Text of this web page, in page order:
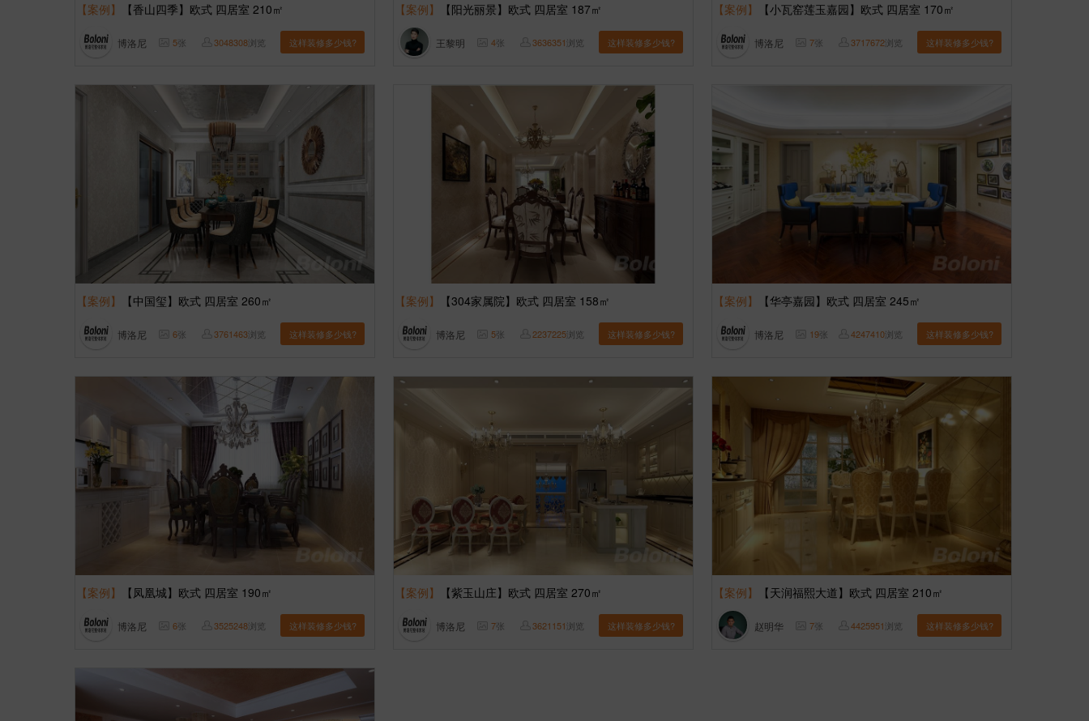
【案例】 【香山四季】欧式 四居室 210㎡
博洛尼 5张 3048308浏览 这样装修多少钱?
【案例】 【阳光丽景】欧式 四居室 187㎡
王黎明 4张 3636351浏览 这样装修多少钱?
【案例】 【小瓦窑莲玉嘉园】欧式 四居室 170㎡
博洛尼 7张 3717672浏览 这样装修多少钱?
【案例】 【中国玺】欧式 四居室 260㎡
博洛尼 6张 3761463浏览 这样装修多少钱?
【案例】 【304家属院】欧式 四居室 158㎡
博洛尼 5张 2237225浏览 这样装修多少钱?
【案例】 【华亭嘉园】欧式 四居室 245㎡
博洛尼 19张 4247410浏览 这样装修多少钱?
【案例】 【凤凰城】欧式 四居室 190㎡
博洛尼 6张 3525248浏览 这样装修多少钱?
【案例】 【紫玉山庄】欧式 四居室 270㎡
博洛尼 7张 3621151浏览 这样装修多少钱?
【案例】 【天润福熙大道】欧式 四居室 210㎡
赵明华 7张 4425951浏览 这样装修多少钱?